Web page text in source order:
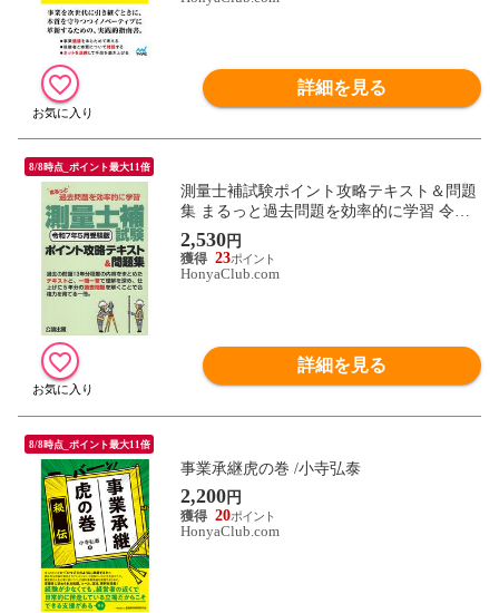
詳細を見る
8/8時点_ポイント最大11倍
測量士補試験ポイント攻略テキスト＆問題
集 まるっと過去問題を効率的に学習 令和
７年５月受験版
2,530円
23
HonyaClub.com
詳細を見る
8/8時点_ポイント最大11倍
事業承継虎の巻 /小寺弘泰
2,200円
20
HonyaClub.com